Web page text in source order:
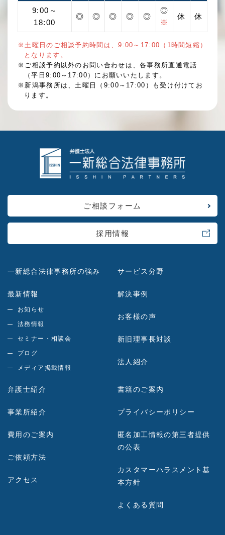
9:00～
18:00
◎ ◎ ◎ ◎ ◎
◎
※
休 休
※土曜日のご相談予約時間は、9:00～17:00（1時間短縮）
となります。
※ご相談予約以外のお問い合わせは、各事務所直通電話
（平日9:00～17:00）にお願いいたします。
※新潟事務所は、土曜日（9:00～17:00）も受け付けてお
ります。
ご相談フォーム
採用情報
一新総合法律事務所の強み
最新情報
お知らせ
法務情報
セミナー・相談会
ブログ
メディア掲載情報
サービス分野
解決事例
お客様の声
新旧理事長対談
法人紹介
弁護士紹介
事業所紹介
費用のご案内
ご依頼方法
アクセス
書籍のご案内
プライバシーポリシー
匿名加工情報の第三者提供
の公表
カスタマーハラスメント基
本方針
よくある質問